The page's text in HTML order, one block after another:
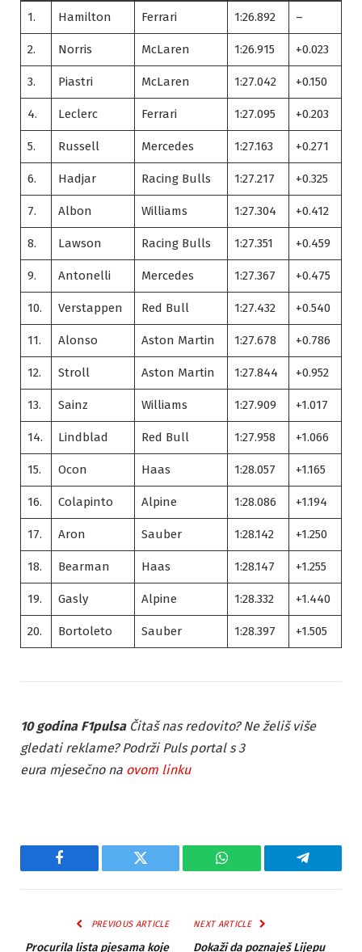
1. Hamilton Ferrari 1:26.892 –
2. Norris McLaren 1:26.915 +0.023
3. Piastri McLaren 1:27.042 +0.150
4. Leclerc Ferrari 1:27.095 +0.203
5. Russell Mercedes 1:27.163 +0.271
6. Hadjar Racing Bulls 1:27.217 +0.325
7. Albon Williams 1:27.304 +0.412
8. Lawson Racing Bulls 1:27.351 +0.459
9. Antonelli Mercedes 1:27.367 +0.475
10. Verstappen Red Bull 1:27.432 +0.540
11. Alonso Aston Martin 1:27.678 +0.786
12. Stroll Aston Martin 1:27.844 +0.952
13. Sainz Williams 1:27.909 +1.017
14. Lindblad Red Bull 1:27.958 +1.066
15. Ocon Haas 1:28.057 +1.165
16. Colapinto Alpine 1:28.086 +1.194
17. Aron Sauber 1:28.142 +1.250
18. Bearman Haas 1:28.147 +1.255
19. Gasly Alpine 1:28.332 +1.440
20. Bortoleto Sauber 1:28.397 +1.505
10 godina F1pulsaČitaš nas redovito? Ne želiš više
gledati reklame? Podrži Puls portal s 3
eura mjesečno na ovom linku
Facebook Twitter WhatsApp Telegram
PREVIOUS ARTICLE
Procurila lista pjesama koje
NEXT ARTICLE
Dokaži da poznaješ Lijepu